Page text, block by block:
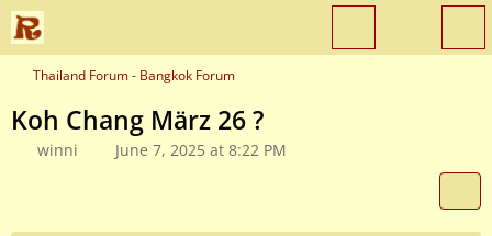
Thailand Forum - Bangkok Forum
Koh Chang März 26 ?
winni June 7, 2025 at 8:22 PM